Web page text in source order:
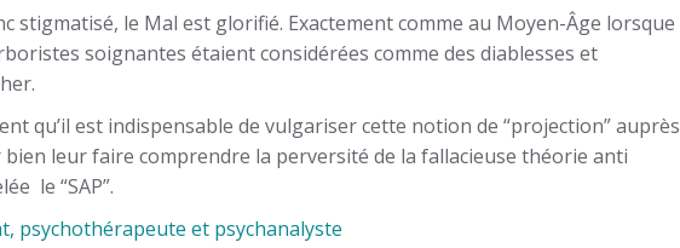
stigmatisé, le Mal est glorifié. Exactement comme au Moyen-Âge lorsque
soignantes étaient considérées comme des diablesses et
qu’il est indispensable de vulgariser cette notion de “projection” auprès
leur faire comprendre la perversité de la fallacieuse théorie anti
le “SAP”.
psychothérapeute et psychanalyste